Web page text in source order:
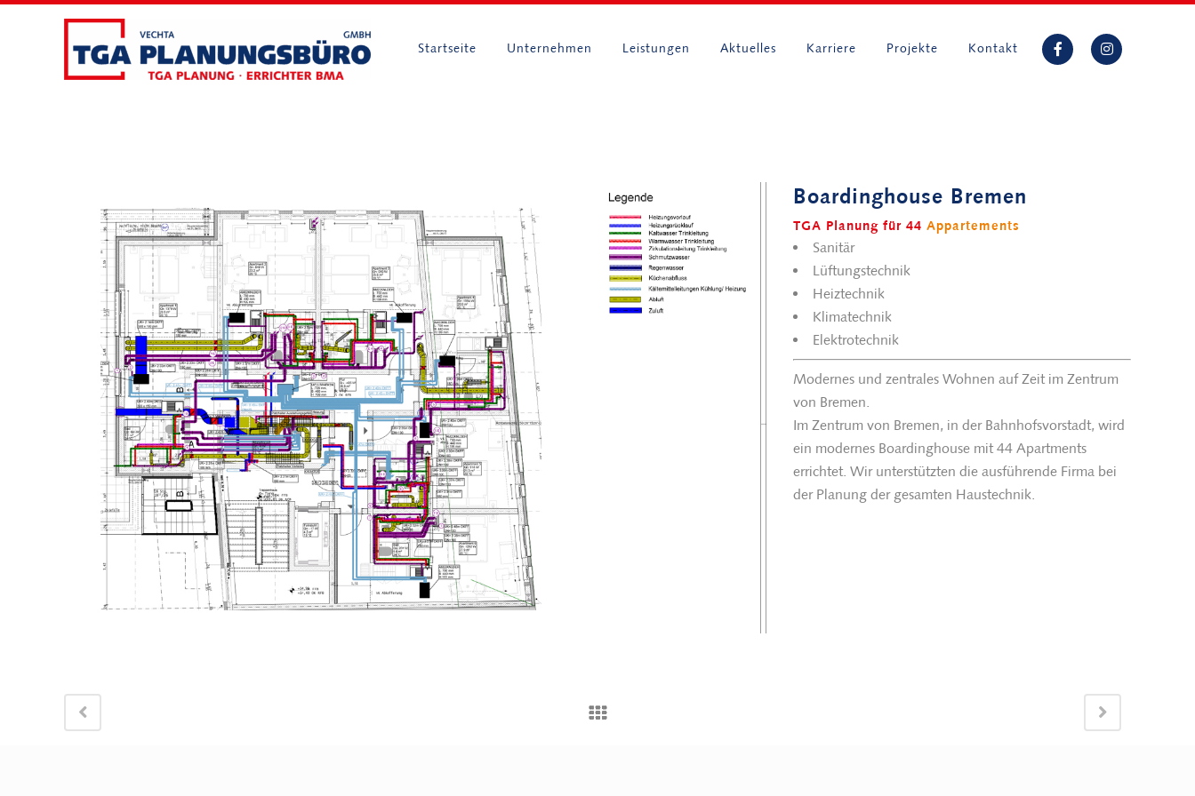
Startseite Unternehmen Leistungen Aktuelles Karriere Projekte Kontakt
Boardinghouse Bremen
TGA Planung für 44 Appartements
Sanitär
Lüftungstechnik
Heiztechnik
Klimatechnik
Elektrotechnik
Modernes und zentrales Wohnen auf Zeit im Zentrum
von Bremen.
Im Zentrum von Bremen, in der Bahnhofsvorstadt, wird
ein modernes Boardinghouse mit 44 Apartments
errichtet. Wir unterstützten die ausführende Firma bei
der Planung der gesamten Haustechnik.